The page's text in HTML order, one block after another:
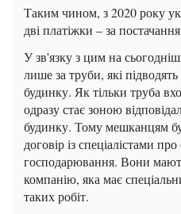
Таким чином, з 2020 року
дві платіжки – за
У зв'язку з цим на
лише за труби, які
будинку. Як тільки труба
одразу стає зоною
будинку. Тому мешканцям
договір із спеціалістами
господарювання. Вони
компанію, яка має
таких робіт.